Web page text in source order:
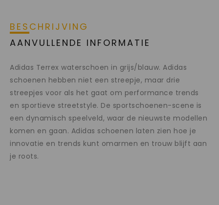
BESCHRIJVING
AANVULLENDE INFORMATIE
Adidas Terrex waterschoen in grijs/blauw. Adidas
schoenen hebben niet een streepje, maar drie
streepjes voor als het gaat om performance trends
en sportieve streetstyle. De sportschoenen-scene is
een dynamisch speelveld, waar de nieuwste modellen
komen en gaan. Adidas schoenen laten zien hoe je
innovatie en trends kunt omarmen en trouw blijft aan
je roots.